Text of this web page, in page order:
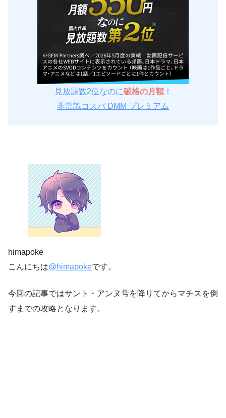
見放題数2位なのに破格の月額！
非常識コスパ DMM プレミアム
himapoke
こんにちは@himapokeです。
今回の記事ではサント・アンヌ号を降りてからマチスを倒
すまでの攻略となります。